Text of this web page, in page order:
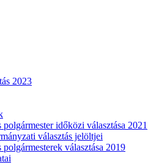
2023
időközi választása 2021
választás jelöltjei
választása 2019